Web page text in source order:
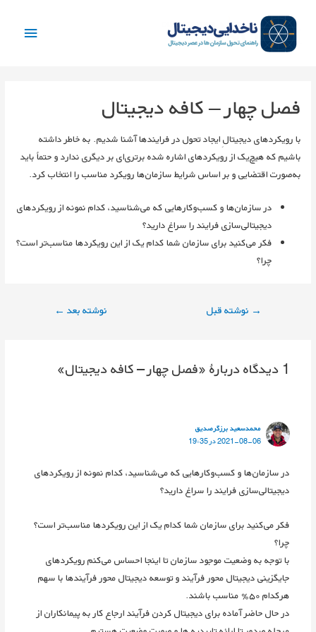
فصل چهار – کافه دیجیتال
با رویکردهای دیجیتالِ ایجاد تحول در فرایندها آشنا شدیم. به خاطر داشته
باشیم که هیچ‌‏یک از رویکردهای اشاره‌ شده برتری‌ای بر دیگری ندارد و حتماً باید
به‌صورت اقتضایی و بر اساس شرایط سازمان‌‏ها رویکرد مناسب را انتخاب کرد.
در سازمان‌‏ها و کسب‌‏وکارهایی که می‌‏شناسید، کدام نمونه‏ از رویکردهای
دیجیتالی‌‏سازی فرایند را سراغ دارید؟
فکر می‌‏کنید برای سازمان شما کدام ‌یک از این رویکردها مناسب‌‏تر است؟
چرا؟
راهبری
→ نوشته قبل نوشته بعد ←
1 دیدگاه دربارهٔ «فصل چهار – کافه دیجیتال»
محمدسعید برزگرصدیق
2021-08-06 در 19:35
در سازمان‌‏ها و کسب‌‏وکارهایی که می‌‏شناسید، کدام نمونه‏ از رویکردهای
دیجیتالی‌‏سازی فرایند را سراغ دارید؟
فکر می‌‏کنید برای سازمان شما کدام ‌یک از این رویکردها مناسب‌‏تر است؟
چرا؟
با توجه به وضعیت موجود سازمان تا اینجا احساس می‌کنم رویکردهای
جایگزینی دیجیتال محور فرآیند و توسعه دیجیتال محور فرآیندها با سهم
هرکدام ۵۰٪ مناسب باشند.
در حال حاضر آماده برای دیجیتال کردن فرآیند ارجاع کار به پیمانکاران از